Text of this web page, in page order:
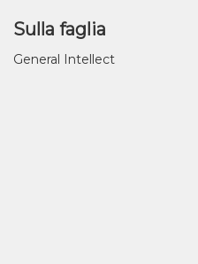
Sulla faglia
General Intellect